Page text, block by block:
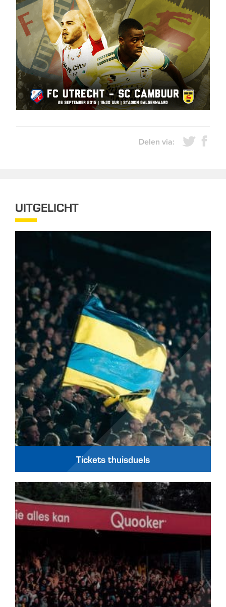
Delen via:
UITGELICHT
Tickets thuisduels